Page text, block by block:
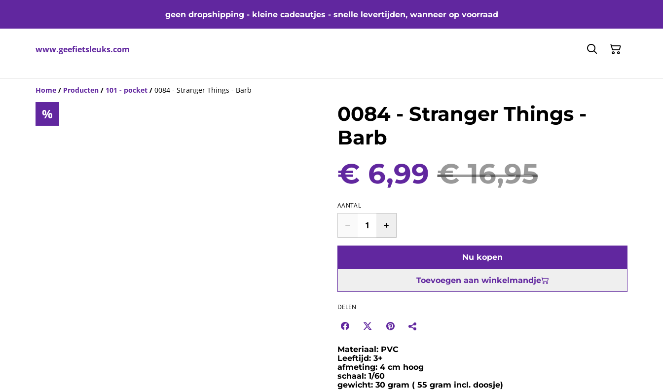
geen dropshipping - kleine cadeautjes - snelle levertijden, wanneer op voorraad
www.geefietsleuks.com
Home / Producten / 101 - pocket / 0084 - Stranger Things - Barb
%
0084 - Stranger Things -
Barb
€ 6,99 € 16,95
AANTAL
Nu kopen
Toevoegen aan winkelmandje
DELEN
Materiaal: PVC
Leeftijd: 3+
afmeting: 4 cm hoog
schaal: 1/60
gewicht: 30 gram ( 55 gram incl. doosje)